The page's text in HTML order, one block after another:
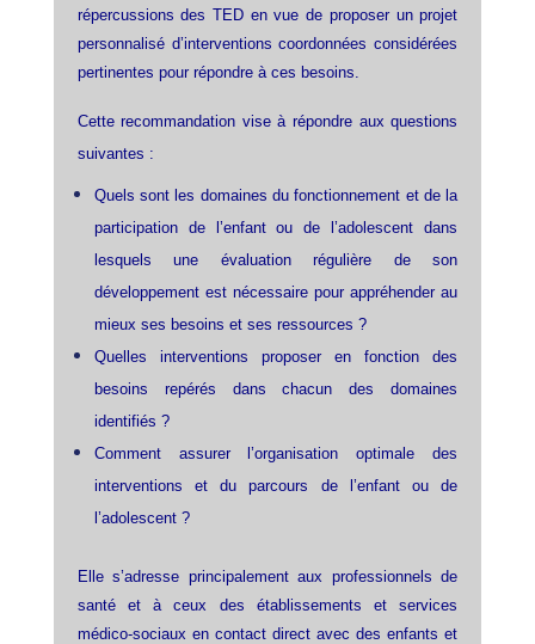
répercussions des TED en vue de proposer un projet
personnalisé d’interventions coordonnées considérées
pertinentes pour répondre à ces besoins.
Cette recommandation vise à répondre aux questions
suivantes :
Quels sont les domaines du fonctionnement et de la
participation de l’enfant ou de l’adolescent dans
lesquels une évaluation régulière de son
développement est nécessaire pour appréhender au
mieux ses besoins et ses ressources ?
Quelles interventions proposer en fonction des
besoins repérés dans chacun des domaines
identifiés ?
Comment assurer l’organisation optimale des
interventions et du parcours de l’enfant ou de
l’adolescent ?
Elle s’adresse principalement aux professionnels de
santé et à ceux des établissements et services
médico-sociaux en contact direct avec des enfants et